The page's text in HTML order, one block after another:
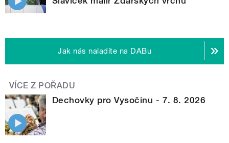
Jak nás naladíte na DABu
VÍCE Z POŘADU
Dechovky pro Vysočinu - 7. 8. 2026